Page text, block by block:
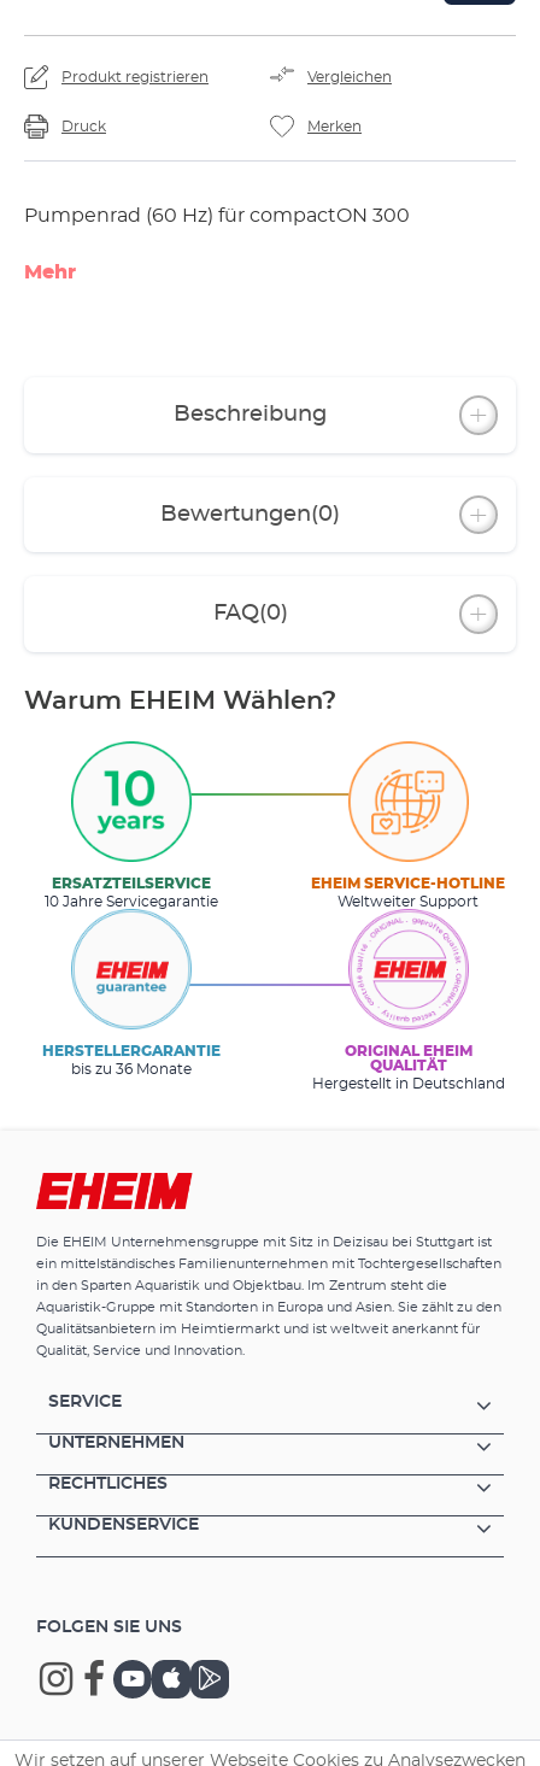
Produkt registrieren Vergleichen
Druck Merken
Pumpenrad (60 Hz) für compactON 300
Mehr
Beschreibung
Bewertungen(0)
FAQ(0)
Warum EHEIM Wählen?
ERSATZTEILSERVICE
10 Jahre Servicegarantie
EHEIM SERVICE-HOTLINE
Weltweiter Support
HERSTELLERGARANTIE
bis zu 36 Monate
ORIGINAL EHEIM
QUALITÄT
Hergestellt in Deutschland
Die EHEIM Unternehmensgruppe mit Sitz in Deizisau bei Stuttgart ist
ein mittelständisches Familienunternehmen mit Tochtergesellschaften
in den Sparten Aquaristik und Objektbau. Im Zentrum steht die
Aquaristik-Gruppe mit Standorten in Europa und Asien. Sie zählt zu den
Qualitätsanbietern im Heimtiermarkt und ist weltweit anerkannt für
Qualität, Service und Innovation.
SERVICE
UNTERNEHMEN
RECHTLICHES
KUNDENSERVICE
FOLGEN SIE UNS
Wir setzen auf unserer Webseite Cookies zu Analysezwecken